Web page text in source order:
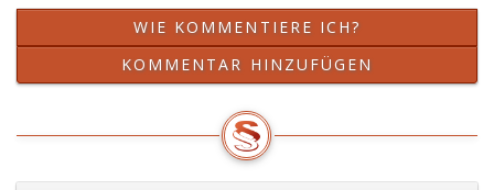
WIE KOMMENTIERE ICH?
KOMMENTAR HINZUFÜGEN